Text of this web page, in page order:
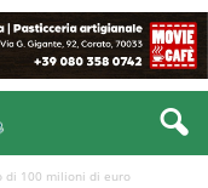
di 100 milioni di euro